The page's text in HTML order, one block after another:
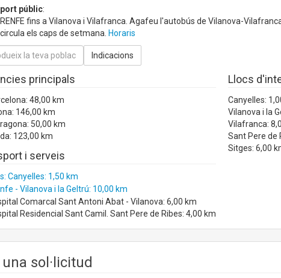
públic:
RENFE fins a Vilanova i Vilafranca. Agafeu l'autobús de Vilanova-
circula els caps de setmana. Horaris
principals
48,00 km
146,00 km
50,00 km
123,00 km
i serveis
Canyelles: 1,50 km
- Vilanova i la Geltrú: 10,00 km
Comarcal Sant Antoni Abat - Vilanova: 6,00 km
Residencial Sant Camil. Sant Pere de Ribes: 4,00 km
Llocs
Canyelles:
Vilanova i la
Vilafranca:
Sant Pere de
Sitges: 6,00
una sol·licitud